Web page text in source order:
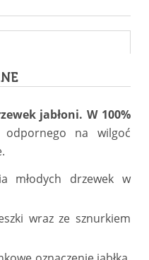
jabłoni. W 100%
na wilgoć
młodych drzewek w
wraz ze sznurkiem